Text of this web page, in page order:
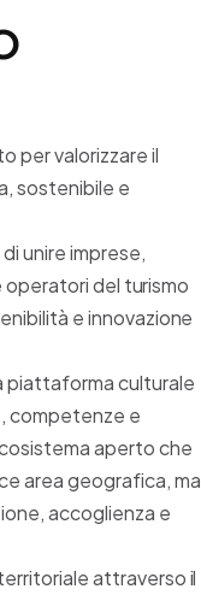
per valorizzare il
sostenibile e
unire imprese,
del turismo
e innovazione
piattaforma culturale
competenze e
aperto che
area geografica, ma
accoglienza e
attraverso il